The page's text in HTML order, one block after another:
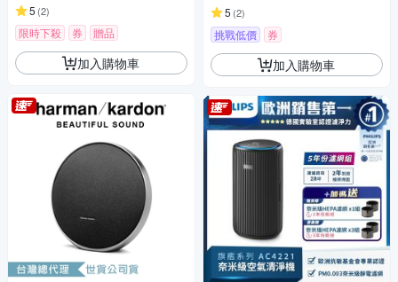
5 (2)
限時下殺 券 贈品
加入購物車
5 (2)
挑戰低價 券
加入購物車